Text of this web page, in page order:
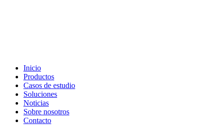
Inicio
Productos
Casos de estudio
Soluciones
Noticias
Sobre nosotros
Contacto